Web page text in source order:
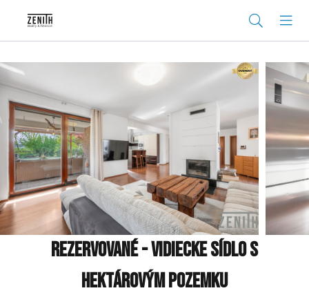
REZERVOVANÉ - VIDIECKE SÍDLO S
HEKTÁROVÝM POZEMKU